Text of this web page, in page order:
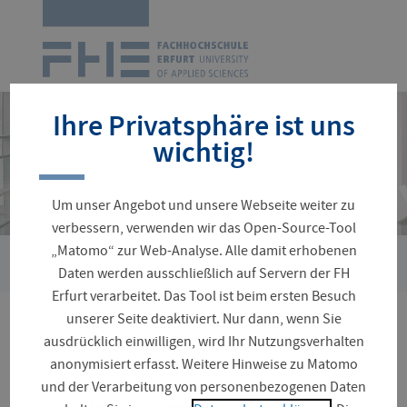
Navigation
überspringen
Sie
sind
hier:
Karrieretag › HOCHTIEF Infrastructure GmbH
HOCHTIEF Infrastructure
GmbH Building ÖPP
Ihre Privatsphäre ist uns
wichtig!
Um unser Angebot und unsere Webseite weiter zu
verbessern, verwenden wir das Open-Source-Tool
„Matomo“ zur Web-Analyse. Alle damit erhobenen
Daten werden ausschließlich auf Servern der FH
Erfurt verarbeitet. Das Tool ist beim ersten Besuch
unserer Seite deaktiviert. Nur dann, wenn Sie
ausdrücklich einwilligen, wird Ihr Nutzungsverhalten
anonymisiert erfasst. Weitere Hinweise zu Matomo
und der Verarbeitung von personenbezogenen Daten